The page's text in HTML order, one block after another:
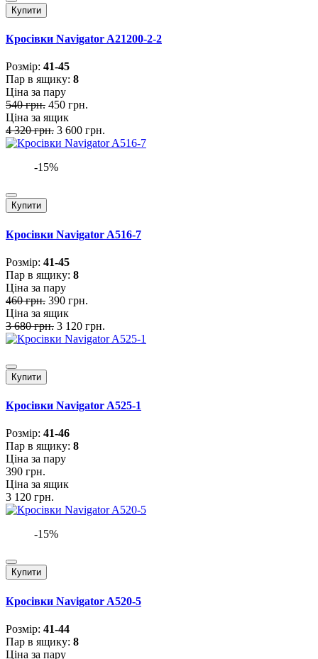
Купити
Кросівки Navigator A21200-2-2
Розмiр: 41-45
Пар в ящику: 8
Ціна за пару
540 грн. 450 грн.
Ціна за ящик
4 320 грн. 3 600 грн.
-15%
Купити
Кросівки Navigator A516-7
Розмiр: 41-45
Пар в ящику: 8
Ціна за пару
460 грн. 390 грн.
Ціна за ящик
3 680 грн. 3 120 грн.
Купити
Кросівки Navigator A525-1
Розмiр: 41-46
Пар в ящику: 8
Ціна за пару
390 грн.
Ціна за ящик
3 120 грн.
-15%
Купити
Кросівки Navigator A520-5
Розмiр: 41-44
Пар в ящику: 8
Ціна за пару